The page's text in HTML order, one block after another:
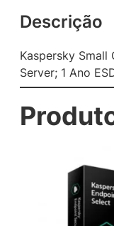
Descrição
Kaspersky Small
Server; 1 Ano